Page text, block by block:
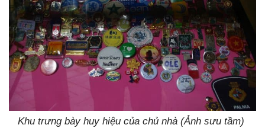
Khu trưng bày huy hiệu của chủ nhà (Ảnh sưu tầm)